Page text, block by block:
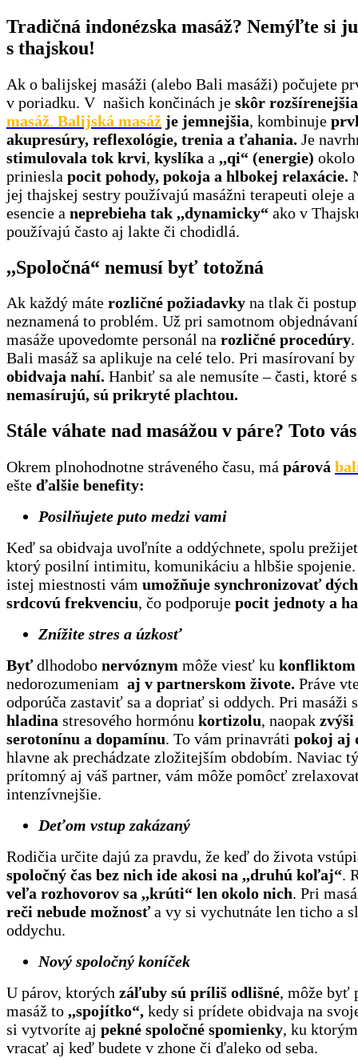
Tradičná indonézska masáž? Nemýľte si ju
s thajskou!
Ak o balijskej masáži (alebo Bali masáži) počujete
v poriadku. V našich končinách je skôr
masáž. Balijská masáž je jemnejšia, kombinuje
akupresúry, reflexológie, trenia a ťahania. Je
stimulovala tok krvi, kyslíka a ,,qi“ (energie) okolo
priniesla pocit pohody, pokoja a hlbokej relaxácie.
jej thajskej sestry používajú masážni terapeuti oleje a
esencie a neprebieha tak ,,dynamicky“ ako v
používajú často aj lakte či chodidlá.
,,Spoločná“ nemusí byť totožná
Ak každý máte rozličné požiadavky na tlak či
neznamená to problém. Už pri samotnom
masáže upovedomte personál na rozličné procedúry
Bali masáž sa aplikuje na celé telo. Pri masírovaní
obidvaja nahí. Hanbiť sa ale nemusíte – časti, ktoré
nemasírujú, sú prikryté plachtou.
Stále váhate nad masážou v páre? Toto
Okrem plnohodnotne stráveného času, má párová
ešte ďalšie benefity:
Posilňujete puto medzi vami
Keď sa obidvaja uvoľníte a oddýchnete, spolu
ktorý posilní intimitu, komunikáciu a hlbšie
istej miestnosti vám umožňuje synchronizovať
srdcovú frekvenciu, čo podporuje pocit jednoty a
Znížite stres a úzkosť
Byťdlhodobo nervóznym môže viesť ku
nedorozumeniam aj v partnerskom živote. Práve
odporúča zastaviť sa a dopriať si oddych. Pri masáži
hladina stresového hormónu kortizolu, naopak zvýši
serotonínu a dopamínu. To vám prinavráti pokoj aj
hlavne ak prechádzate zložitejším obdobím. Naviac
prítomný aj váš partner, vám môže pomôcť
intenzívnejšie.
Deťom vstup zakázaný
Rodičia určite dajú za pravdu, že keď do života
spoločný čas bez nich ide akosi na ,,druhú koľaj“.
veľa rozhovorov sa ,,krúti“ len okolo nich. Pri
reči nebude možnosťa vy si vychutnáte len ticho a
oddychu.
Nový spoločný koníček
U párov, ktorých záľuby sú príliš odlišné, môže byť
masáž to ,,spojítko“, kedy si prídete obidvaja na
si vytvoríte aj pekné spoločné spomienky, ku
vracať aj keď budete v zhone či ďaleko od seba.